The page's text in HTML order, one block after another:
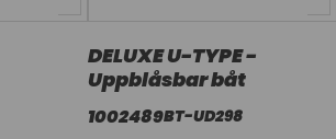
DELUXE U-TYPE -
Uppblåsbar båt
1002489BT-UD298